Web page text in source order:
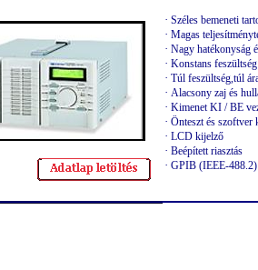
· Széles bemeneti
· Magas
· Nagy hatékonyság
· Konstans
· Túl feszültség,túl
· Alacsony zaj és
· Kimenet KI / BE
· Önteszt és szoftver
· LCD kijelző
· Beépített riasztás
· GPIB (IEEE-